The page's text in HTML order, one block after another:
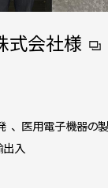
式会社様
、 医用電子機器の
入